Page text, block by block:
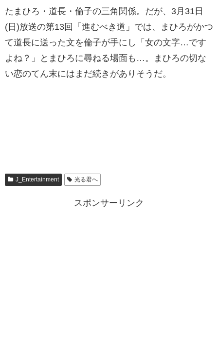
たまひろ・道長・倫子の三角関係。だが、3月31日
(日)放送の第13回「進むべき道」では、まひろがかつ
て道長に送った文を倫子が手にし「女の文字…です
よね？」とまひろに尋ねる場面も…。まひろの切な
い恋のてん末にはまだ続きがありそうだ。
J_Entertainment 光る君へ
スポンサーリンク